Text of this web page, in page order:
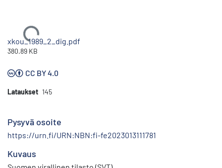
Ladataan...
xkou_1989_2_dig.pdf
380.89 KB
CC BY 4.0
Lataukset 145
Pysyvä osoite
https://urn.fi/URN:NBN:fi-fe2023013111781
Kuvaus